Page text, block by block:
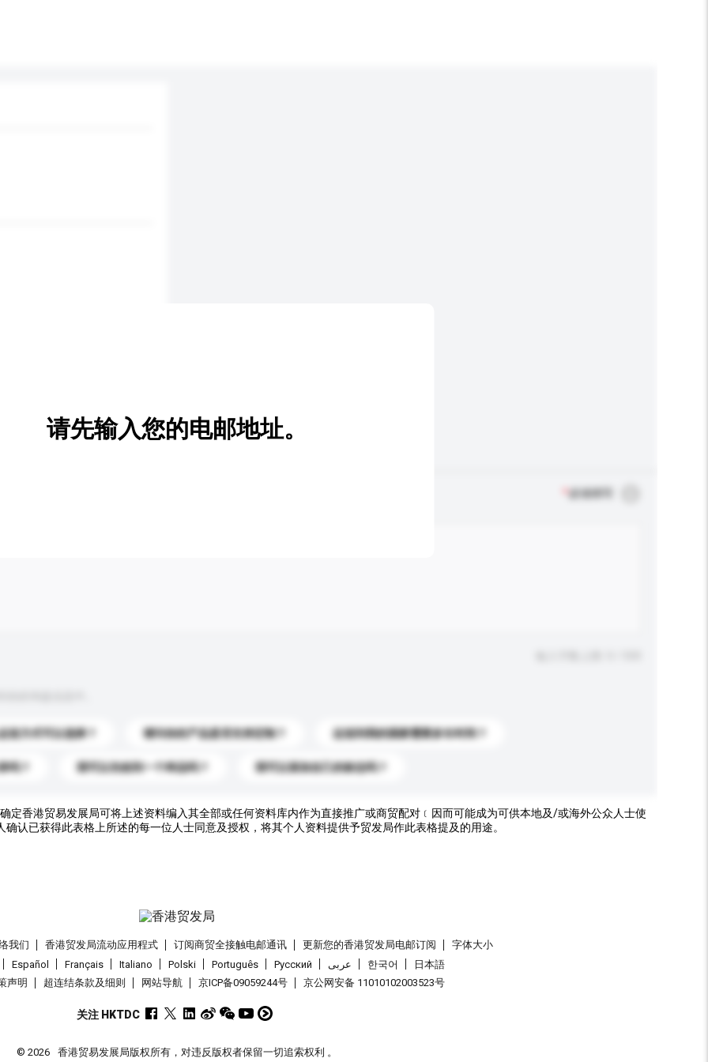
必须填写
送方式可以选择？ 请问你的产品是否支持定制？ 运送到我的国家需要多长时间？
吗？ 我可以先收到一个样品吗？ 我可以添加自己的标志吗？
请先输入您的电邮地址。
定香港贸易发展局可将上述资料编入其全部或任何资料库内作为直接推广或商贸配对﹝因而可能成为可供本地及/或海外公众人士使
确认已获得此表格上所述的每一位人士同意及授权，将其个人资料提供予贸发局作此表格提及的用途。
我们 香港贸发局流动应用程式 订阅商贸全接触电邮通讯 更新您的香港贸发局电邮订阅
字体大小
Español Français Italiano Polski Português Pусский عربى 한국어
日本語
声明 超连结条款及细则 网站导航 京ICP备09059244号 京公网安备 11010102003523号
关注 HKTDC
© 2026 香港贸易发展局版权所有，对违反版权者保留一切追索权利 。